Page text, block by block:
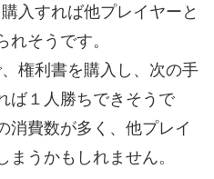
入すれば他プレイヤーと
そうです。
権利書を購入し、次の手
ば１人勝ちできそうで
消費数が多く、他プレイ
うかもしれません。